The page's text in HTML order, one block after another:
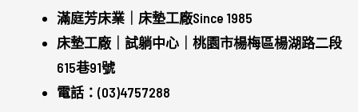
滿庭芳床業｜床墊工廠Since 1985
床墊工廠｜試躺中心｜桃園市楊梅區楊湖路二段
615巷91號
電話：(03)4757288